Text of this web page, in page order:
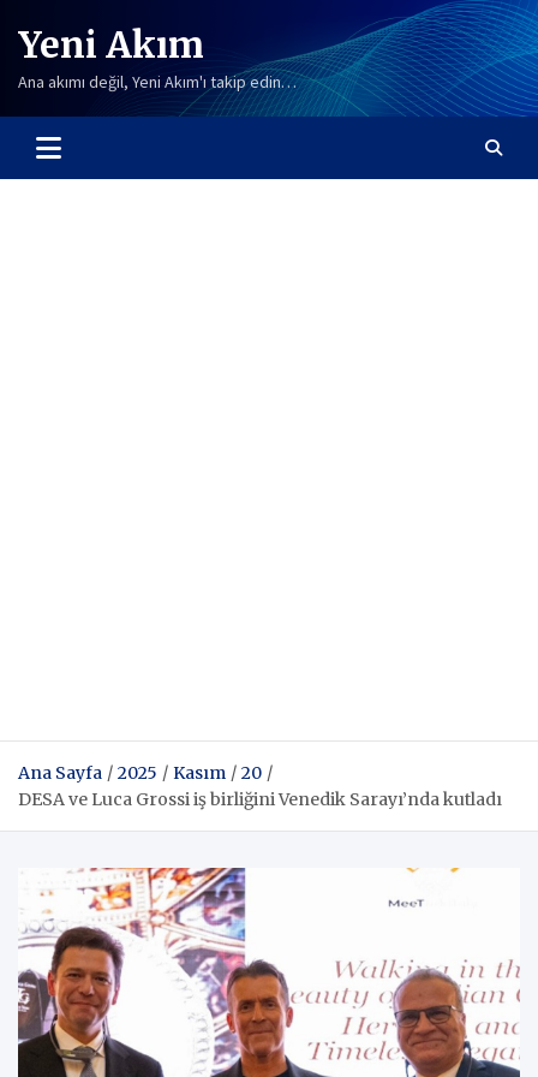
content
Yeni Akım
Ana akımı değil, Yeni Akım'ı takip edin…
Ana Sayfa 2025 Kasım
20
DESA ve Luca Grossi iş birliğini Venedik Sarayı’nda kutladı